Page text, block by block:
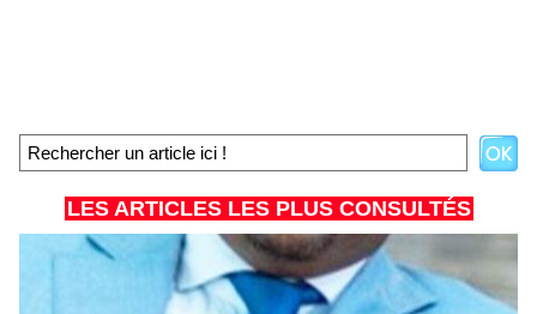
LES ARTICLES LES PLUS CONSULTÉS